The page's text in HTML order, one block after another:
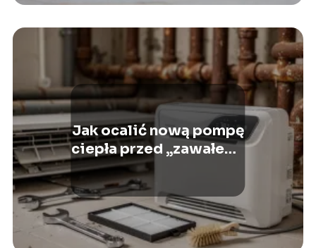
Jak ocalić nową pompę
ciepła przed „zawałem”
spowodowanym
brudem ze starych rur?